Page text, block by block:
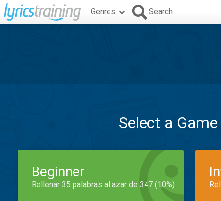
Genres Search
Select a
Beginner
Rellenar 35 palabras al azar de 347 (10%)